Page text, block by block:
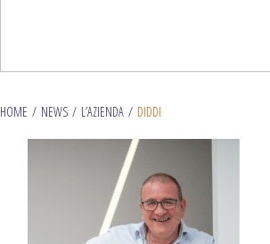
HOME / NEWS / L’AZIENDA / DIDDI